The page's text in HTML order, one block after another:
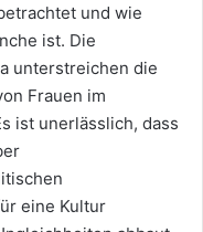
und wie
ist. Die
unterstreichen die
Frauen im
ist unerlässlich, dass
eine Kultur